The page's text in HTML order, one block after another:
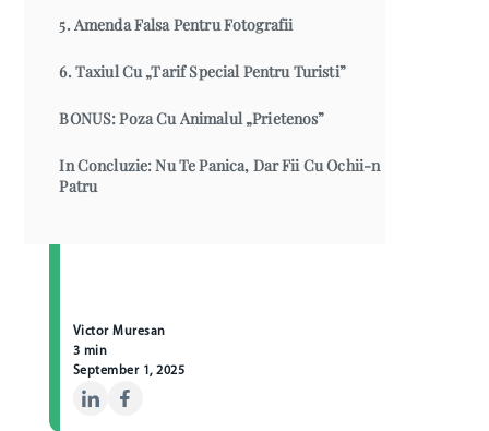
Victor Muresan
3 min
September 1, 2025
5. Amenda Falsa Pentru Fotografii
6. Taxiul Cu „Tarif Special Pentru Turisti”
BONUS: Poza Cu Animalul „Prietenos”
In Concluzie: Nu Te Panica, Dar Fii Cu Ochii-n
Patru